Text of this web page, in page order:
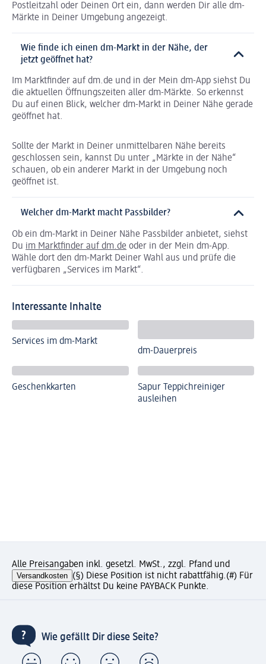
Postleitzahl oder Deinen Ort ein, dann werden Dir alle dm-
Märkte in Deiner Umgebung angezeigt.
Wie finde ich einen dm-Markt in der Nähe, der
jetzt geöffnet hat?
Im Marktfinder auf dm.de und in der Mein dm-App siehst Du
die aktuellen Öffnungszeiten aller dm-Märkte. So erkennst
Du auf einen Blick, welcher dm-Markt in Deiner Nähe gerade
geöffnet hat.
Sollte der Markt in Deiner unmittelbaren Nähe bereits
geschlossen sein, kannst Du unter „Märkte in der Nähe“
schauen, ob ein anderer Markt in der Umgebung noch
geöffnet ist.
Welcher dm-Markt macht Passbilder?
Ob ein dm-Markt in Deiner Nähe Passbilder anbietet, siehst
Du im Marktfinder auf dm.de oder in der Mein dm-App.
Wähle dort den dm-Markt Deiner Wahl aus und prüfe die
verfügbaren „Services im Markt“.
Interessante Inhalte
Services im dm-Markt
dm-Dauerpreis
Geschenkkarten
Sapur Teppichreiniger
ausleihen
Alle Preisangaben inkl. gesetzl. MwSt., zzgl. Pfand und
Versandkosten (§) Diese Position ist nicht rabattfähig.(#) Für
diese Position erhältst Du keine PAYBACK Punkte.
Wie gefällt Dir diese Seite?